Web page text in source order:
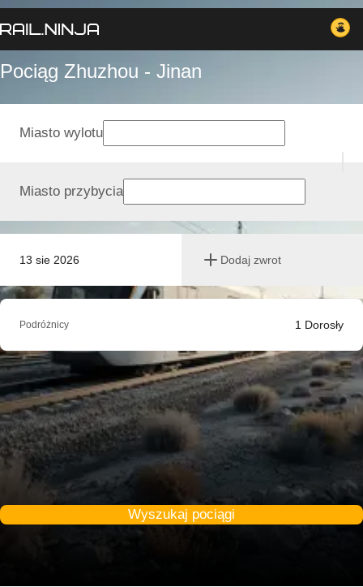
Pociąg Zhuzhou - Jinan
13 sie 2026 Dodaj zwrot
Miasto wylotu
Miasto przybycia
Podróżnicy 1 Dorosły
Wyszukaj pociągi